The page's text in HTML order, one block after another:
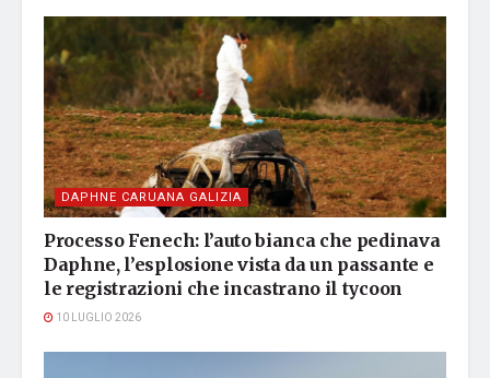
DAPHNE CARUANA GALIZIA
Processo Fenech: l’auto bianca che pedinava
Daphne, l’esplosione vista da un passante e
le registrazioni che incastrano il tycoon
10 LUGLIO 2026